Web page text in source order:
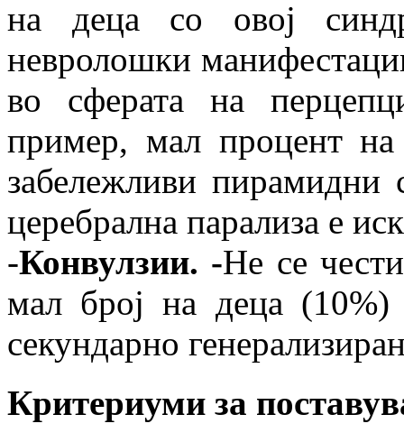
на деца со овој
невролошки
во сферата на
пример, мал процент
забележливи пирамидни
церебрална парализа е
-Конвулзии. -Не се
мал број на деца
секундарно
Критериуми за